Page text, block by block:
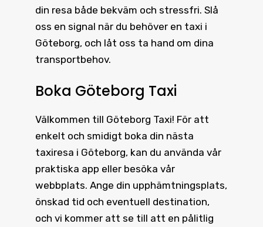
din resa både bekväm och stressfri. Slå
oss en signal när du behöver en taxi i
Göteborg, och låt oss ta hand om dina
transportbehov.
Boka Göteborg Taxi
Välkommen till Göteborg Taxi! För att
enkelt och smidigt boka din nästa
taxiresa i Göteborg, kan du använda vår
praktiska app eller besöka vår
webbplats. Ange din upphämtningsplats,
önskad tid och eventuell destination,
och vi kommer att se till att en pålitlig